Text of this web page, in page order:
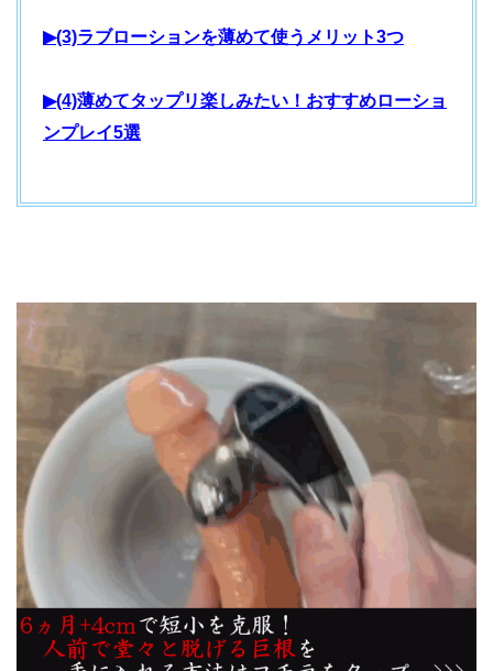
▶(3)ラブローションを薄めて使うメリット3つ
▶(4)薄めてタップリ楽しみたい！おすすめローショ
ンプレイ5選